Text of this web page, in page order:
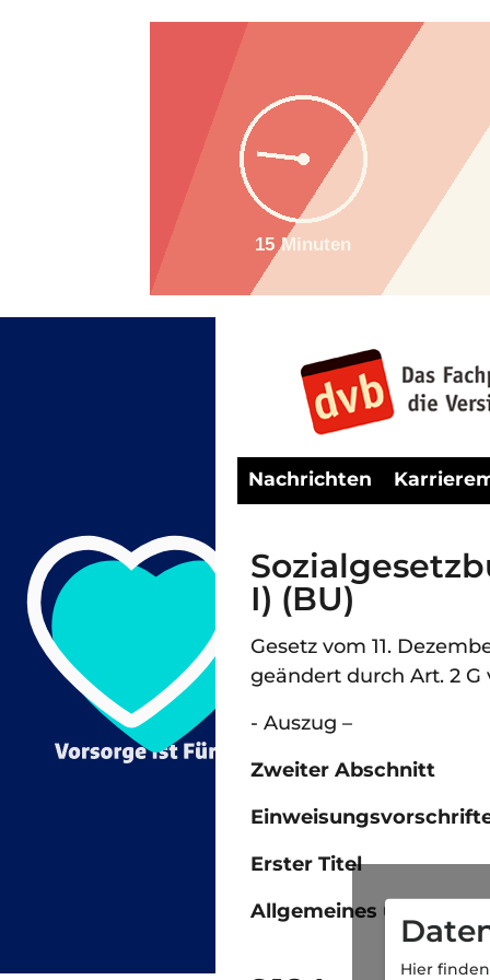
Nachrichten
I) (BU)
Gesetz vom 11.
geändert durch Art. 2 G
- Auszug –
Zweiter Abschnitt
Erster Titel
Allgemeines über
Hier